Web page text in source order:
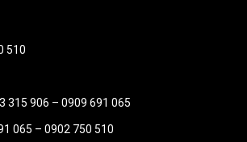
pizza cần một dụng cụ bền, thao
ổn định trong quá trình xoay bánh
510
315 906 – 0909 691 065
065 – 0902 750 510